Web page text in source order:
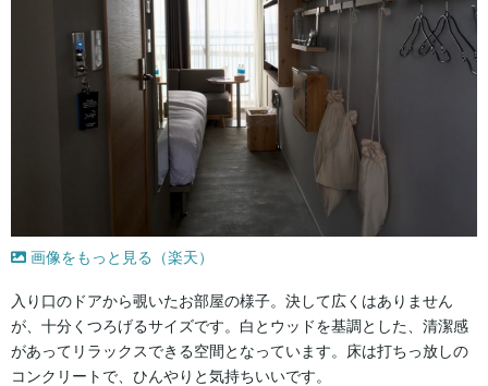
画像をもっと見る（楽天）
入り口のドアから覗いたお部屋の様子。決して広くはありません
が、十分くつろげるサイズです。白とウッドを基調とした、清潔感
があってリラックスできる空間となっています。床は打ちっ放しの
コンクリートで、ひんやりと気持ちいいです。